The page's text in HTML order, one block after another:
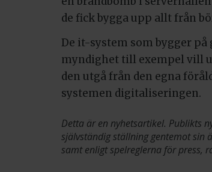
de fick bygga upp allt från
De it-system som bygger
myndighet till exempel vill
den utgå från den egna
systemen digitaliseringen.
Detta är en nyhetsartikel. Publikts
självständig ställning gentemot sin
samt enligt spelreglerna för press,